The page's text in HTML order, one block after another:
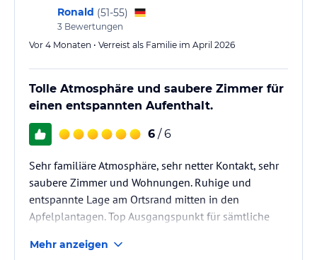
Ronald (51-55)
3 Bewertungen
Vor 4 Monaten • Verreist als Familie im April 2026
Tolle Atmosphäre und saubere Zimmer für
einen entspannten Aufenthalt.
6 / 6
Sehr familiäre Atmosphäre, sehr netter Kontakt, sehr
saubere Zimmer und Wohnungen. Ruhige und
entspannte Lage am Ortsrand mitten in den
Apfelplantagen. Top Ausgangspunkt für sämtliche
Mehr anzeigen